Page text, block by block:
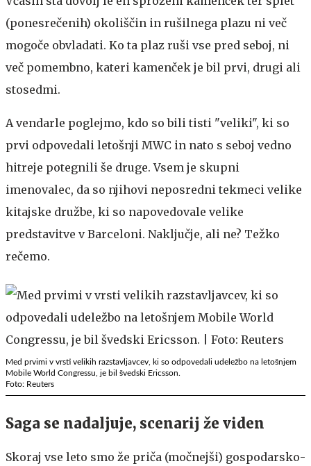
(ponesrečenih) okoliščin in rušilnega plazu ni več
mogoče obvladati. Ko ta plaz ruši vse pred seboj, ni
več pomembno, kateri kamenček je bil prvi, drugi ali
stosedmi.
A vendarle poglejmo, kdo so bili tisti "veliki", ki so
prvi odpovedali letošnji MWC in nato s seboj vedno
hitreje potegnili še druge. Vsem je skupni
imenovalec, da so njihovi neposredni tekmeci velike
kitajske družbe, ki so napovedovale velike
predstavitve v Barceloni. Naključje, ali ne? Težko
rečemo.
Med prvimi v vrsti velikih razstavljavcev, ki so odpovedali udeležbo na letošnjem
Mobile World Congressu, je bil švedski Ericsson.
Foto: Reuters
Saga se nadaljuje, scenarij že viden
Skoraj vse leto smo že priča (močnejši) gospodarsko-